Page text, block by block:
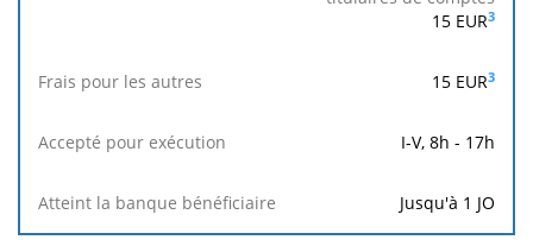
les
de
entreprises
ou
15 EUR3
15 EUR3
I-V, 8h - 17h
Jusqu'à 1 JO